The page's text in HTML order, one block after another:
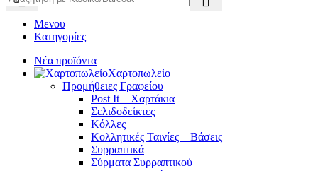
Μενου
Κατηγορίες
Νέα προϊόντα
Χαρτοπωλείο
Προμήθειες Γραφείου
Post It – Χαρτάκια
Σελιδοδείκτες
Κόλλες
Κολλητικές Ταινίες – Βάσεις
Συρραπτικά
Σύρματα Συρραπτικού